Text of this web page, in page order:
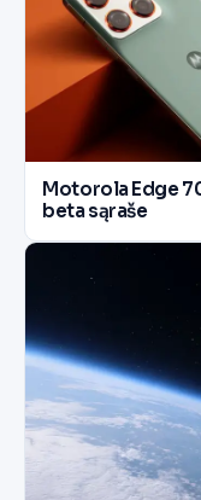
Motorola Edge
beta sąraše